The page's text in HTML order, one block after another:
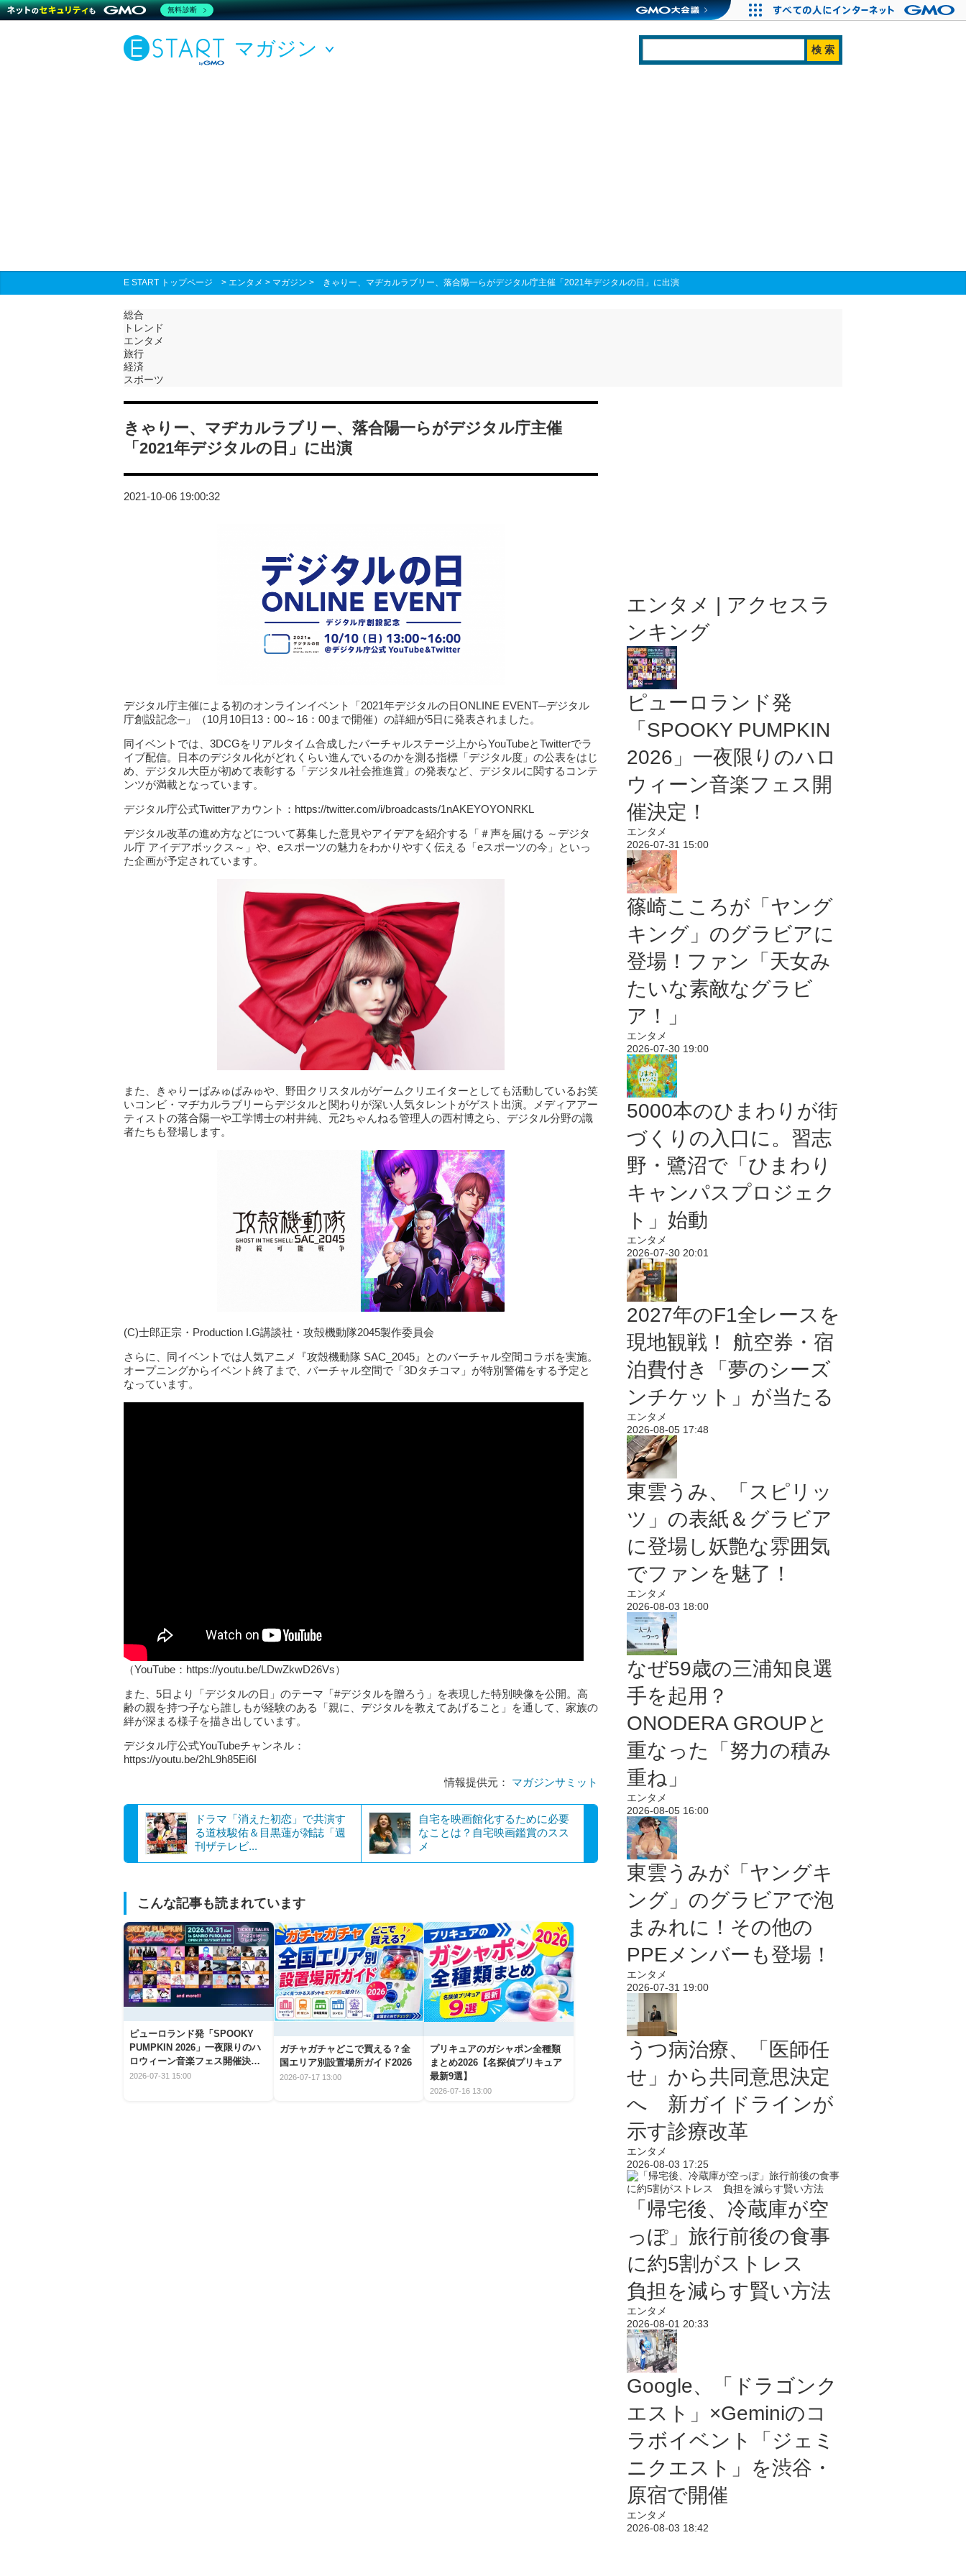
マガジン
E START トップページ > エンタメ > マガジン > きゃりー、マヂカルラブリー、落合陽一らがデジタル庁主催「2021年デジタルの日」に出演
総合
トレンド
エンタメ
旅行
経済
スポーツ
きゃりー、マヂカルラブリー、落合陽一らがデジタル庁主催
「2021年デジタルの日」に出演
2021-10-06 19:00:32
デジタル庁主催による初のオンラインイベント「2021年デジタルの日ONLINE EVENT─デジタル
庁創設記念─」（10月10日13：00～16：00まで開催）の詳細が5日に発表されました。
同イベントでは、3DCGをリアルタイム合成したバーチャルステージ上からYouTubeとTwitterでラ
イブ配信。日本のデジタル化がどれくらい進んでいるのかを測る指標「デジタル度」の公表をはじ
め、デジタル大臣が初めて表彰する「デジタル社会推進賞」の発表など、デジタルに関するコンテ
ンツが満載となっています。
デジタル庁公式Twitterアカウント：https://twitter.com/i/broadcasts/1nAKEYOYONRKL
デジタル改革の進め方などについて募集した意見やアイデアを紹介する「＃声を届ける ～デジタ
ル庁 アイデアボックス～」や、eスポーツの魅力をわかりやすく伝える「eスポーツの今」といっ
た企画が予定されています。
また、きゃりーぱみゅぱみゅや、野田クリスタルがゲームクリエイターとしても活動しているお笑
いコンビ・マヂカルラブリーらデジタルと関わりが深い人気タレントがゲスト出演。メディアアー
ティストの落合陽一や工学博士の村井純、元2ちゃんねる管理人の西村博之ら、デジタル分野の識
者たちも登場します。
(C)士郎正宗・Production I.G講談社・攻殻機動隊2045製作委員会
さらに、同イベントでは人気アニメ『攻殻機動隊 SAC_2045』とのバーチャル空間コラボを実施。
オープニングからイベント終了まで、バーチャル空間で「3Dタチコマ」が特別警備をする予定と
なっています。
（YouTube：https://youtu.be/LDwZkwD26Vs）
また、5日より「デジタルの日」のテーマ「#デジタルを贈ろう」を表現した特別映像を公開。高
齢の親を持つ子なら誰しもが経験のある「親に、デジタルを教えてあげること」を通して、家族の
絆が深まる様子を描き出しています。
デジタル庁公式YouTubeチャンネル：
https://youtu.be/2hL9h85Ei6I
情報提供元： マガジンサミット
ドラマ「消えた初恋」で共演す
る道枝駿佑＆目黒蓮が雑誌「週
刊ザテレビ...
自宅を映画館化するために必要
なことは？自宅映画鑑賞のスス
メ
こんな記事も読まれています
ピューロランド発「SPOOKY
PUMPKIN 2026」一夜限りのハ
ロウィーン音楽フェス開催決
定！
2026-07-31 15:00
ガチャガチャどこで買える？全
国エリア別設置場所ガイド2026
2026-07-17 13:00
プリキュアのガシャポン全種類
まとめ2026【名探偵プリキュア
最新9選】
2026-07-16 13:00
エンタメ | アクセスラ
ンキング
ピューロランド発
「SPOOKY PUMPKIN
2026」一夜限りのハロ
ウィーン音楽フェス開
催決定！
エンタメ
2026-07-31 15:00
篠崎こころが「ヤング
キング」のグラビアに
登場！ファン「天女み
たいな素敵なグラビ
ア！」
エンタメ
2026-07-30 19:00
5000本のひまわりが街
づくりの入口に。習志
野・鷺沼で「ひまわり
キャンパスプロジェク
ト」始動
エンタメ
2026-07-30 20:01
2027年のF1全レースを
現地観戦！ 航空券・宿
泊費付き「夢のシーズ
ンチケット」が当たる
エンタメ
2026-08-05 17:48
東雲うみ、「スピリッ
ツ」の表紙＆グラビア
に登場し妖艶な雰囲気
でファンを魅了！
エンタメ
2026-08-03 18:00
なぜ59歳の三浦知良選
手を起用？
ONODERA GROUPと
重なった「努力の積み
重ね」
エンタメ
2026-08-05 16:00
東雲うみが「ヤングキ
ング」のグラビアで泡
まみれに！その他の
PPEメンバーも登場！
エンタメ
2026-07-31 19:00
うつ病治療、「医師任
せ」から共同意思決定
へ 新ガイドラインが
示す診療改革
エンタメ
2026-08-03 17:25
「帰宅後、冷蔵庫が空
っぽ」旅行前後の食事
に約5割がストレス
負担を減らす賢い方法
エンタメ
2026-08-01 20:33
Google、「ドラゴンク
エスト」×Geminiのコ
ラボイベント「ジェミ
ニクエスト」を渋谷・
原宿で開催
エンタメ
2026-08-03 18:42
無料診断